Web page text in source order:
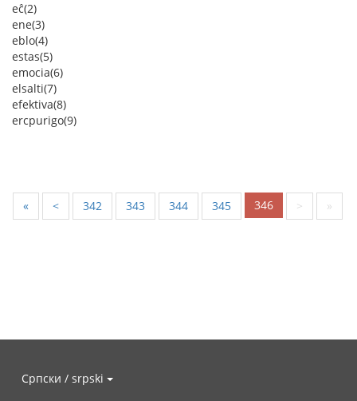
eĉ(2)
ene(3)
eblo(4)
estas(5)
emocia(6)
elsalti(7)
efektiva(8)
ercpurigo(9)
« < 342 343 344 345 346 > »
Српски / srpski